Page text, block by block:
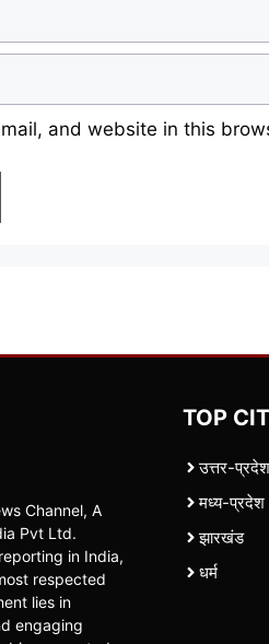
and website in this
Channel, A
Pvt Ltd.
in India,
respected
lies in
engaging
TOP
उत्तर-प्रदेश
मध्य-प्रदेश
झारखंड
धर्म